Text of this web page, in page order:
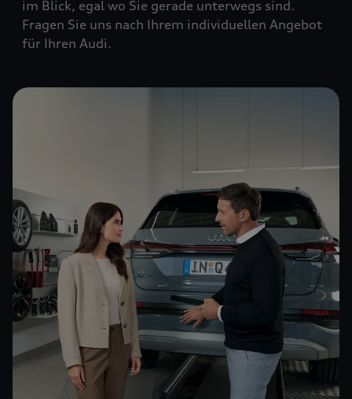
im Blick, egal wo Sie gerade unterwegs sind.
Fragen Sie uns nach Ihrem individuellen Angebot
für Ihren Audi.